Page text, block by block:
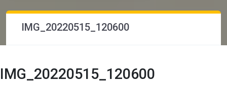
IMG_20220515_120600
IMG_20220515_120600